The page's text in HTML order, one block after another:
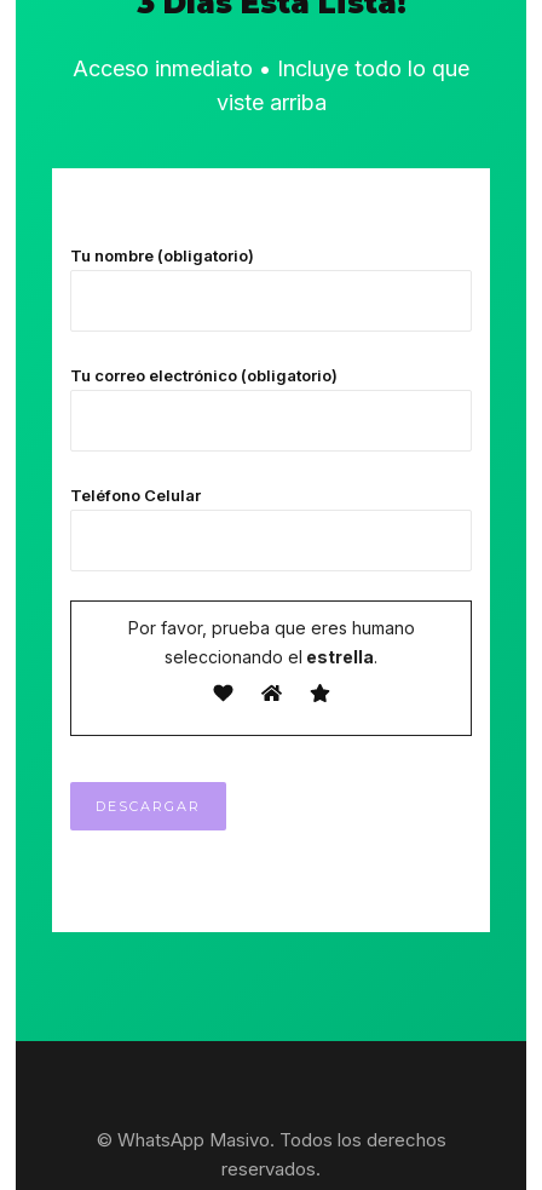
Acceso inmediato • Incluye todo lo que
viste arriba
Tu nombre (obligatorio)
Tu correo electrónico (obligatorio)
Teléfono Celular
Por favor, prueba que eres humano
seleccionando el estrella.
© WhatsApp Masivo. Todos los derechos
reservados.